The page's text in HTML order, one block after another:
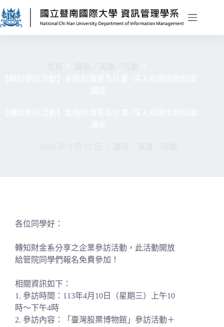
各位同學好：
轉知財金系分享之企業參訪活動，此活動開放
給管院同學們報名免費參加！
相關資訊如下：
1. 參訪時間：113年4月10日（星期三）上午10
時～下午4時
2. 參訪內容：「臺灣股票博物館」參訪活動＋